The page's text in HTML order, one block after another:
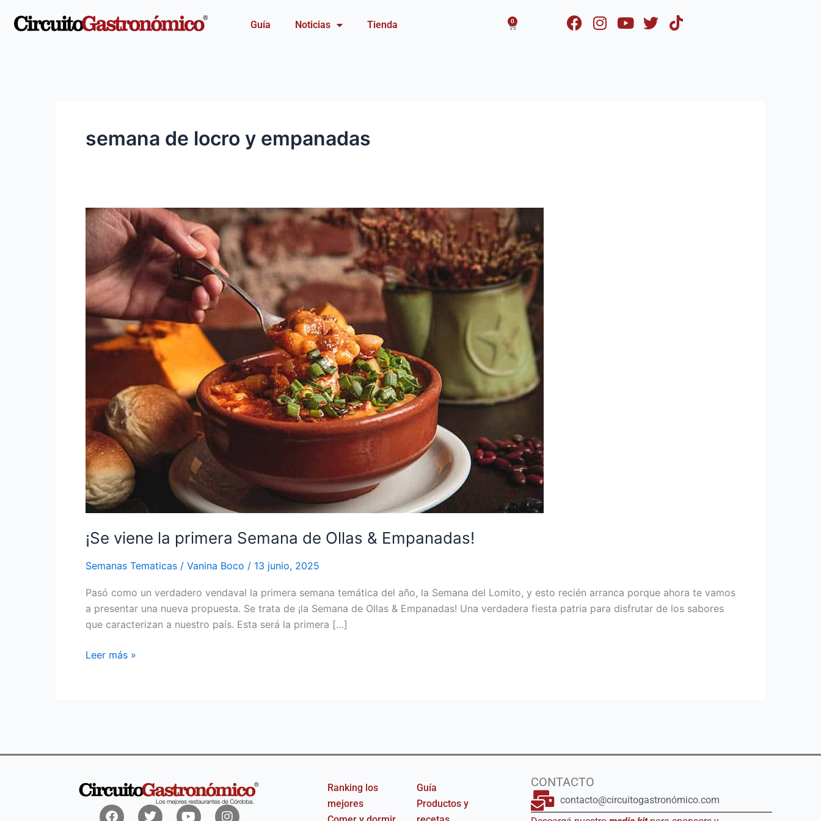
Guía Noticias Tienda 0
Carrito
semana de locro y empanadas
¡Se viene la primera Semana de Ollas & Empanadas!
Semanas Tematicas / Vanina Boco / 13 junio, 2025
Pasó como un verdadero vendaval la primera semana temática del año, la Semana del Lomito, y esto recién arranca porque ahora te vamos
a presentar una nueva propuesta. Se trata de ¡la Semana de Ollas & Empanadas! Una verdadera fiesta patria para disfrutar de los sabores
que caracterizan a nuestro país. Esta será la primera […]
¡Se
viene
primera
Semana
de
Ollas
&
Empanadas!
Leer más »
FacebookTwitterYoutubeInstagram
Ranking los
mejores
Guía
Productos y
CONTACTO
contacto@circuitogastronómico.com